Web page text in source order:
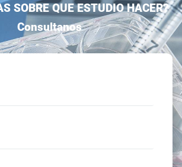
SOBRE QUE ESTUDIO HACER?
Consultanos